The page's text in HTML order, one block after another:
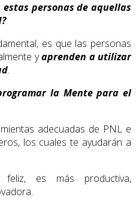
personas de aquellas
es que las personas
yaprenden a utilizar
.
la Mente para el
adecuadas de PNL e
los cuales te ayudarán a
es más productiva,